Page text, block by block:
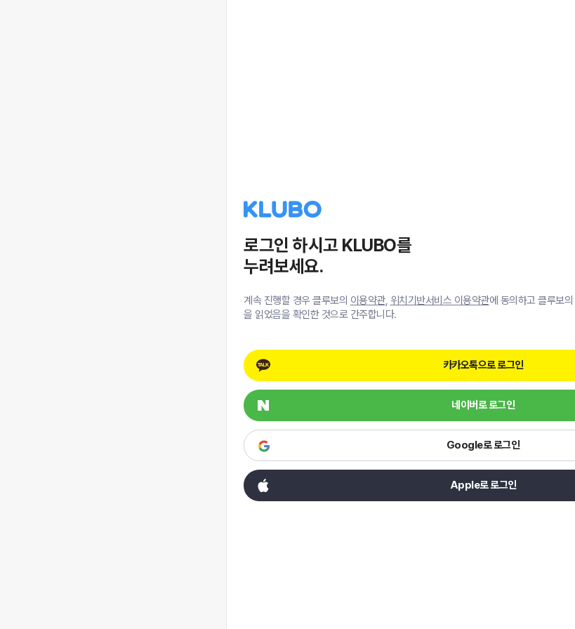
로그인 하시고 KLUBO를
누려보세요.
계속 진행할 경우 클루보의 이용약관, 위치기반서비스 이용약관에 동의하고 클루보의
을 읽었음을 확인한 것으로 간주합니다.
카카오톡으로 로그인
네이버로 로그인
Google로 로그인
Apple로 로그인